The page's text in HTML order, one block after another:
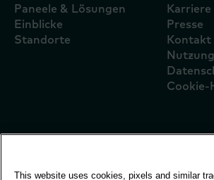
Paneele & Lösungen
Einblicke
Standorte
Karriere
Presse
Kontakt
Cookie-
This website uses cookies, pixels and similar